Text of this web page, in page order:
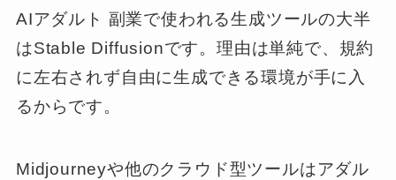
AIアダルト 副業で使われる生成ツールの大半
はStable Diffusionです。理由は単純で、規約
に左右されず自由に生成できる環境が手に入
るからです。
Midjourneyや他のクラウド型ツールはアダル